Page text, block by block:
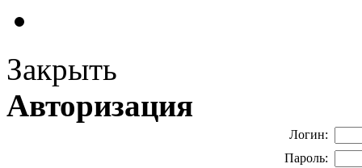
Закрыть
Авторизация
Логин:
Пароль: